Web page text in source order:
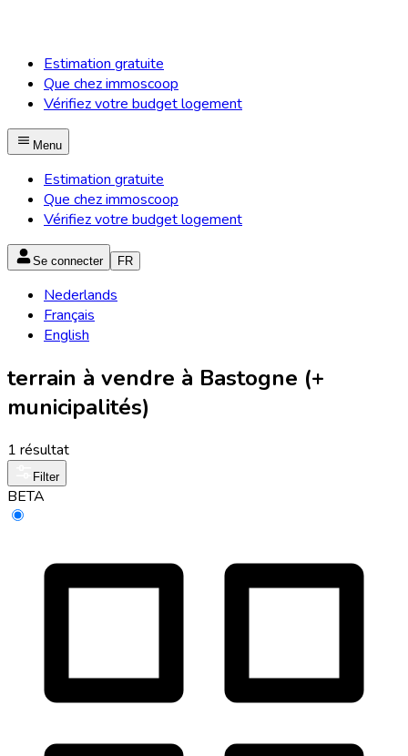
Estimation gratuite
Que chez immoscoop
Vérifiez votre budget logement
Menu
Estimation gratuite
Que chez immoscoop
Vérifiez votre budget logement
Se connecter FR
Nederlands
Français
English
terrain à vendre à Bastogne (+
municipalités)
1 résultat
Filter
BETA